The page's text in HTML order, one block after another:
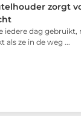
zorgt
iedere dag gebruikt,
ze in de weg ...